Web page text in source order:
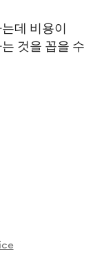
데 비용이
것을 꼽을 수